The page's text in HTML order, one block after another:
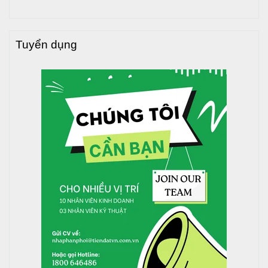
Trụ sở:
65 Trần Văn Mười, Hóc Môn, TP.HCM
Chi nhánh 1
24 Nguyễn Hữu Cảnh, Dĩ An, Bình Dương
Chi nhánh 2 :F. Phú Lợi, Thủ Dầu Một, Bình Dương
Kho Đồng Nai 1
: Thị xã Long Khánh, Đồng Nai
Kho Đồng Nai 2: 66 Nguyễn Ái Quốc, Biên Hòa, Đồng Nai
Đường Linh Đông, P. Linh Đông, Q. Thủ Đức, TP.HCM
Tỉnh lộ 10, Xã Lê Minh Xuân, H. Bình Chánh,
TP.HCM
Kho Quận 8:Phạm Hùng, Q.8, TP.HCM
miễn phí)-028 668 35 368
Tuyển dụng